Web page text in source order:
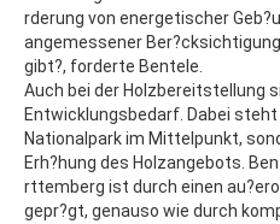
rderung von energetischer
angemessener
gibt?, forderte Bentele.
Auch bei der Holzbereitstellung
Entwicklungsbedarf. Dabei
Nationalpark im Mittelpunkt,
Erh?hung des Holzangebots.
rttemberg ist durch einen
gepr?gt, genauso wie durch